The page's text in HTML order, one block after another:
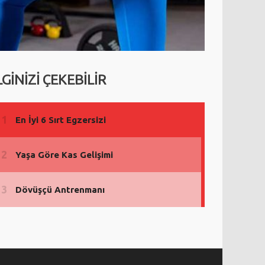
ÇEKEBİLİR